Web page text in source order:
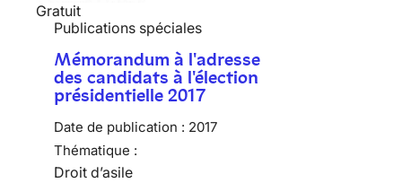
Gratuit
Publications spéciales
Mémorandum à l'adresse
des candidats à l'élection
présidentielle 2017
Date de publication : 2017
Thématique :
Droit d’asile